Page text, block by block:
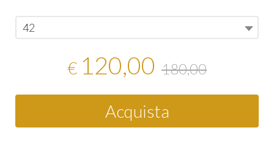
42
€ 120,00 180,00
Acquista